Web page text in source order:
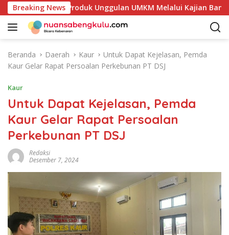
a
Breaking News
Potensi Produk Unggulan UMKM Melalui Kajian Bank
Beranda Daerah Kaur
Untuk Dapat Kejelasan, Pemda
Kaur Gelar Rapat Persoalan Perkebunan PT DSJ
Kaur
Untuk Dapat Kejelasan, Pemda
Kaur Gelar Rapat Persoalan
Perkebunan PT DSJ
Redaksi
Desember 7, 2024